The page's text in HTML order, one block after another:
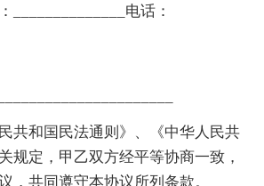
电话：
和国民法通则》、《中华人民共
规定，甲乙双方经平等协商一致，
，共同遵守本协议所列条款。